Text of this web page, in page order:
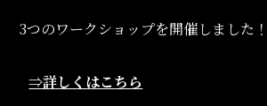
3つのワークショップを開催しました！
⇒詳しくはこちら